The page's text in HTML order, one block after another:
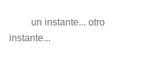
un instante... otro
instante...